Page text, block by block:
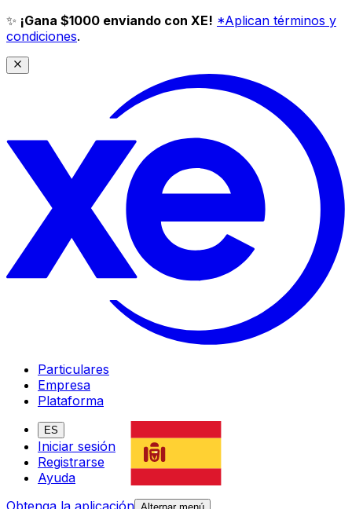
✨ ¡Gana $1000 enviando con XE! *Aplican términos y
condiciones.
Particulares
Empresa
Plataforma
ES
Iniciar sesión
Registrarse
Ayuda